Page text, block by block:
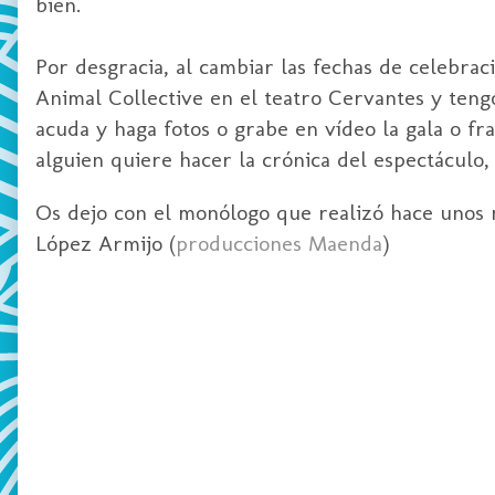
Por desgracia, al cambiar las fechas de
Animal Collective en el teatro Cervantes y
acuda y haga fotos o grabe en vídeo la gala o
alguien quiere hacer la crónica del
Os dejo con el monólogo que realizó hace
López Armijo (producciones Maenda)